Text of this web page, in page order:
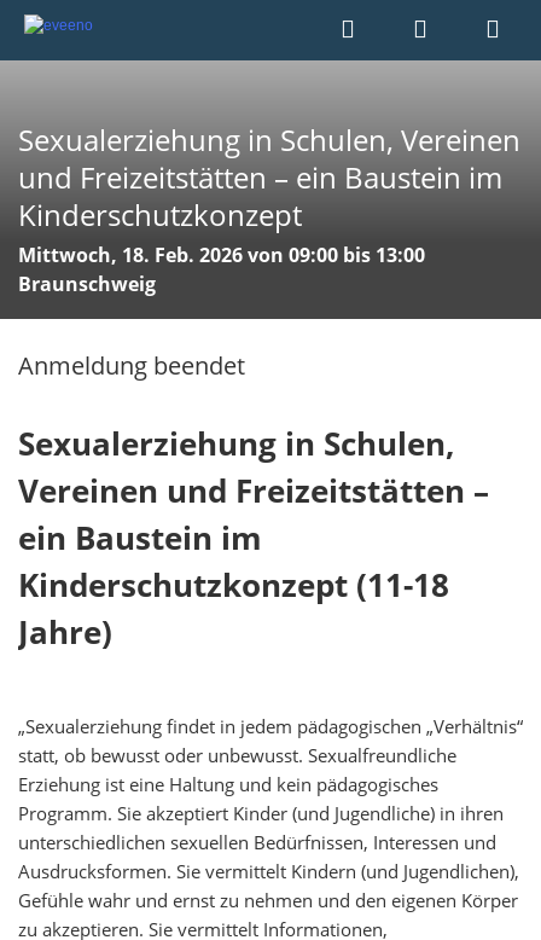
Sexualerziehung in Schulen, Vereinen
und Freizeitstätten – ein Baustein im
Kinderschutzkonzept
Mittwoch, 18. Feb. 2026 von 09:00 bis 13:00
Braunschweig
Anmeldung beendet
Sexualerziehung in Schulen,
Vereinen und Freizeitstätten –
ein Baustein im
Kinderschutzkonzept (11-18
Jahre)
„Sexualerziehung findet in jedem pädagogischen „Verhältnis“
statt, ob bewusst oder unbewusst. Sexualfreundliche
Erziehung ist eine Haltung und kein pädagogisches
Programm. Sie akzeptiert Kinder (und Jugendliche) in ihren
unterschiedlichen sexuellen Bedürfnissen, Interessen und
Ausdrucksformen. Sie vermittelt Kindern (und Jugendlichen),
Gefühle wahr und ernst zu nehmen und den eigenen Körper
zu akzeptieren. Sie vermittelt Informationen,